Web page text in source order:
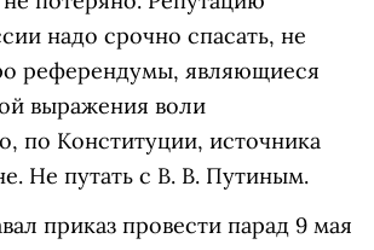
надо срочно спасать, не
референдумы, являющиеся
выражения воли
по Конституции, источника
Не путать с В. В. Путиным.
приказ провести парад 9 мая